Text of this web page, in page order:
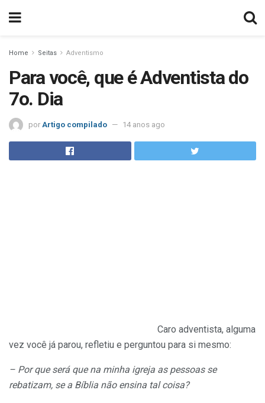
Home Seitas Adventismo
Para você, que é Adventista do
7o. Dia
por Artigo compilado 14 anos ago
Caro adventista, alguma
vez você já parou, refletiu e perguntou para si mesmo:
– Por que será que na minha igreja as pessoas se
rebatizam, se a Bíblia não ensina tal coisa?